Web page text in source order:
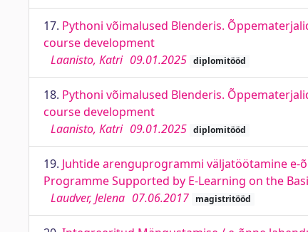
17. Pythoni võimalused Blenderis.
course development
Laanisto, Katri 09.01.2025 diplomitööd
18. Pythoni võimalused Blenderis.
course development
Laanisto, Katri 09.01.2025 diplomitööd
19. Juhtide arenguprogrammi väljatöötamine e-
Programme Supported by E-Learning on the
Laudver, Jelena 07.06.2017 magistritööd